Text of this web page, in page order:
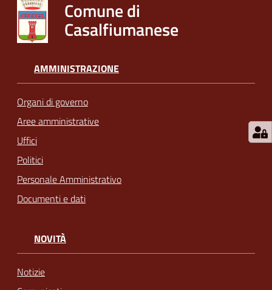
Comune di
Casalfiumanese
AMMINISTRAZIONE
Organi di governo
Aree amministrative
Uffici
Politici
Personale Amministrativo
Documenti e dati
NOVITÀ
Notizie